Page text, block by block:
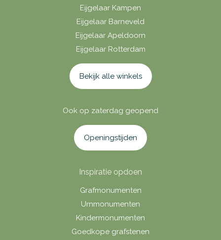
Eijgelaar Kampen
Eijgelaar Barneveld
Eijgelaar Apeldoorn
Eijgelaar Rotterdam
Bekijk alle winkels
Ook op zaterdag geopend
Openingstijden
Inspiratie opdoen
Grafmonumenten
Urnmonumenten
Kindermonumenten
Goedkope grafstenen